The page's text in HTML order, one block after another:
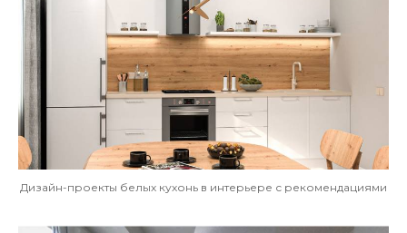
Дизайн-проекты белых кухонь в интерьере с рекомендациями